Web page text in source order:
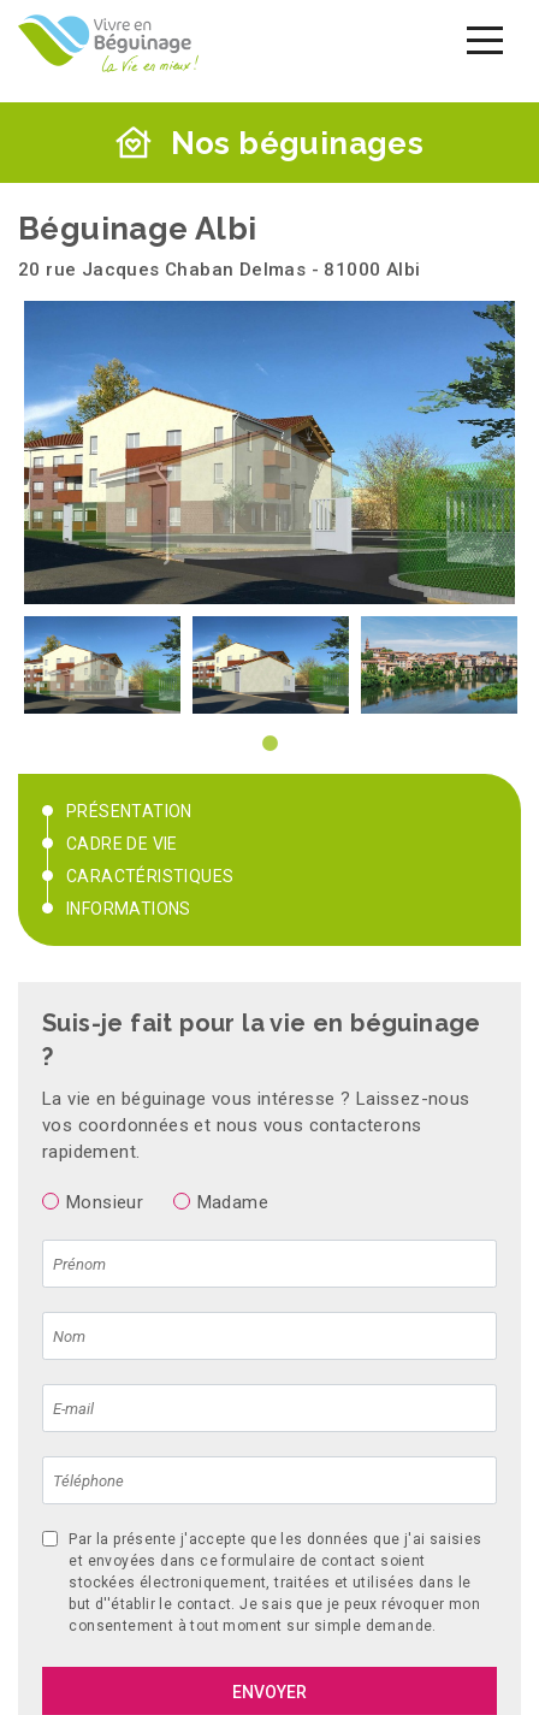
Aller
contenu
Nos béguinages
Béguinage Albi
20 rue Jacques Chaban Delmas - 81000 Albi
PRÉSENTATION
CADRE DE VIE
CARACTÉRISTIQUES
INFORMATIONS
Suis-je fait pour la vie en béguinage
?
La vie en béguinage vous intéresse ? Laissez-nous
vos coordonnées et nous vous contacterons
rapidement.
Monsieur Madame
Par la présente j'accepte que les données que j'ai saisies
et envoyées dans ce formulaire de contact soient
stockées électroniquement, traitées et utilisées dans le
but d''établir le contact. Je sais que je peux révoquer mon
consentement à tout moment sur simple demande.